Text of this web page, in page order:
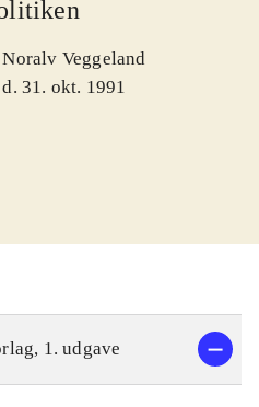
Noralv Veggeland
d. 31. okt. 1991
1. udgave